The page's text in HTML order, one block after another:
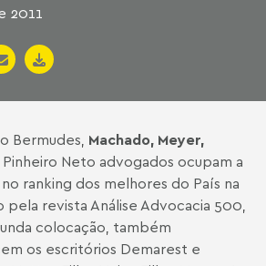
2011
Bermudes, Machado, Meyer,
Pinheiro Neto advogados ocupam a
ranking dos melhores do País na
pela revista Análise Advocacia 500,
colocação, também
os escritórios Demarest e